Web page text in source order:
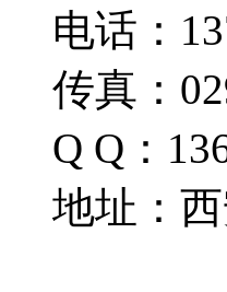
电话：
传真：
Q Q：
地址：